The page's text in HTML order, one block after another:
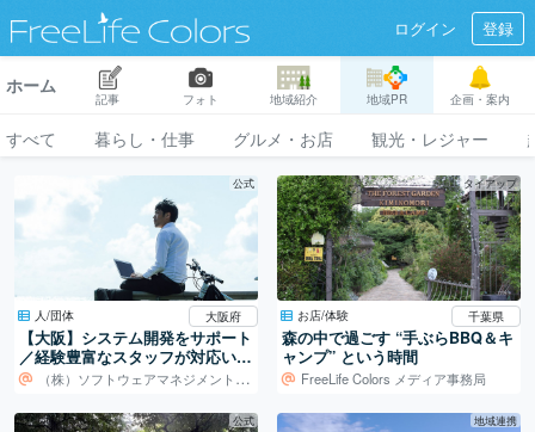
ログイン 登録
ホーム
記事 フォト 地域紹介 地域PR 企画・案内
すべて 暮らし・仕事 グルメ・お店 観光・レジャー
公式
人/団体 大阪府
【大阪】システム開発をサポート
／経験豊富なスタッフが対応いた
します！
（株）ソフトウェアマネジメントセンター
タイアップ
お店/体験 千葉県
森の中で過ごす “手ぶらBBQ＆キ
ャンプ” という時間
FreeLife Colors メディア事務局
公式 地域連携